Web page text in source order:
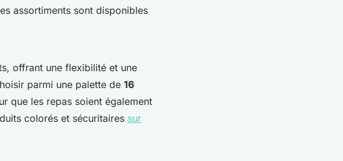
assortiments sont disponibles
offrant une flexibilité et une
parmi une palette de 16
que les repas soient également
colorés et sécuritaires sur